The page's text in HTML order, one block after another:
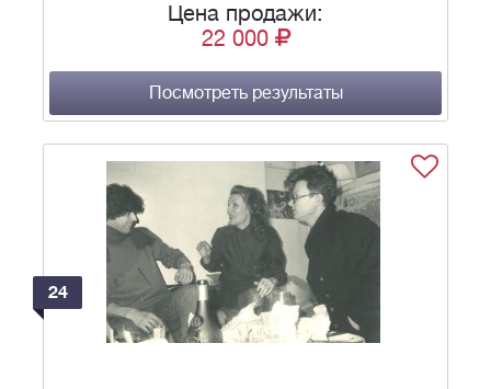
Цена продажи:
22 000
Посмотреть результаты
24